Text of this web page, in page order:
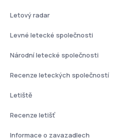
Letový radar
Levné letecké společnosti
Národní letecké společnosti
Recenze leteckých společností
Letiště
Recenze letišť
Informace o zavazadlech